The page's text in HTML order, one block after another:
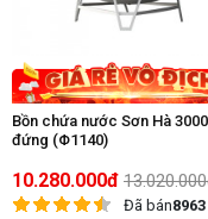
Bồn chứa nước Sơn Hà
đứng (Φ1140)
10.280.000đ
Đã bán8963